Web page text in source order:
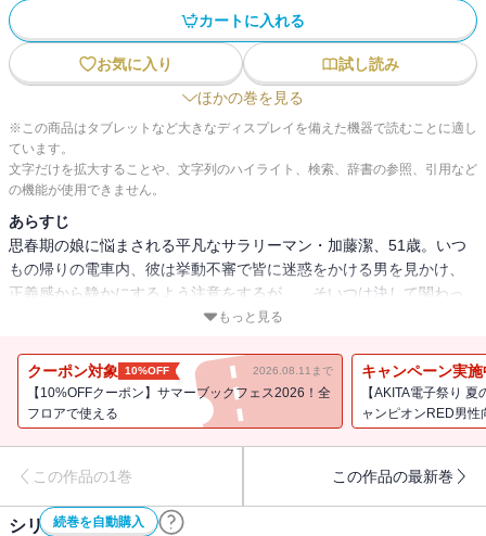
カートに入れる
お気に入り
試し読み
ほかの巻を見る
※この商品はタブレットなど大きなディスプレイを備えた機器で読むことに適し
ています。
文字だけを拡大することや、文字列のハイライト、検索、辞書の参照、引用など
の機能が使用できません。
あらすじ
思春期の娘に悩まされる平凡なサラリーマン・加藤潔、51歳。いつ
もの帰りの電車内、彼は挙動不審で皆に迷惑をかける男を見かけ、
正義感から静かにするよう注意をするが…。そいつは決して関わっ
てはならない「あの男」だった!! 父、母、娘。誰も逃れられない惨劇
もっと見る
クーポン対象 10%OFF 2026.08.11まで
【10%OFFクーポン】サマーブックフェス2026！全
フロアで使える
キャンペーン実施
【AKITA電子祭り
ャンピオンRED男
この作品の1巻 この作品の最新巻
続巻を自動購入
シリーズ作品(7件)